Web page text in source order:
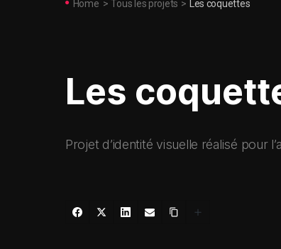
Home > Tous les projets > Les coquettes
Les
Projet d’identité visuelle réalisé pour